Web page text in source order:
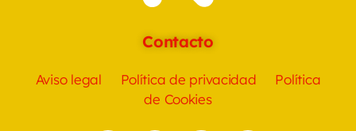
Contacto
Aviso legal Política de privacidad
Política
de Cookies